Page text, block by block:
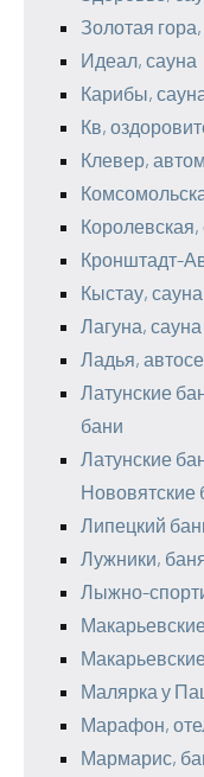
Золотая
Идеал, сауна
Карибы,
Кв,
Клевер,
Королевская,
Кронштадт-
Кыстау, сауна
Лагуна, сауна
Ладья,
Латунские
бани
Латунские
Нововятские
Липецкий
Лужники,
Лыжно-
Малярка у
Марафон,
Мармарис,